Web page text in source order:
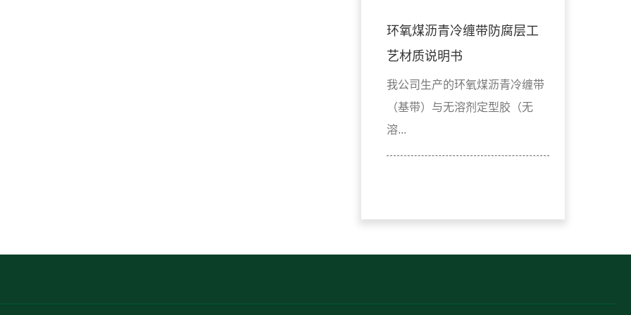
环氧煤沥青冷缠带防腐层工
艺材质说明书
我公司生产的环氧煤沥青冷缠带
（基带）与无溶剂定型胶（无
溶...